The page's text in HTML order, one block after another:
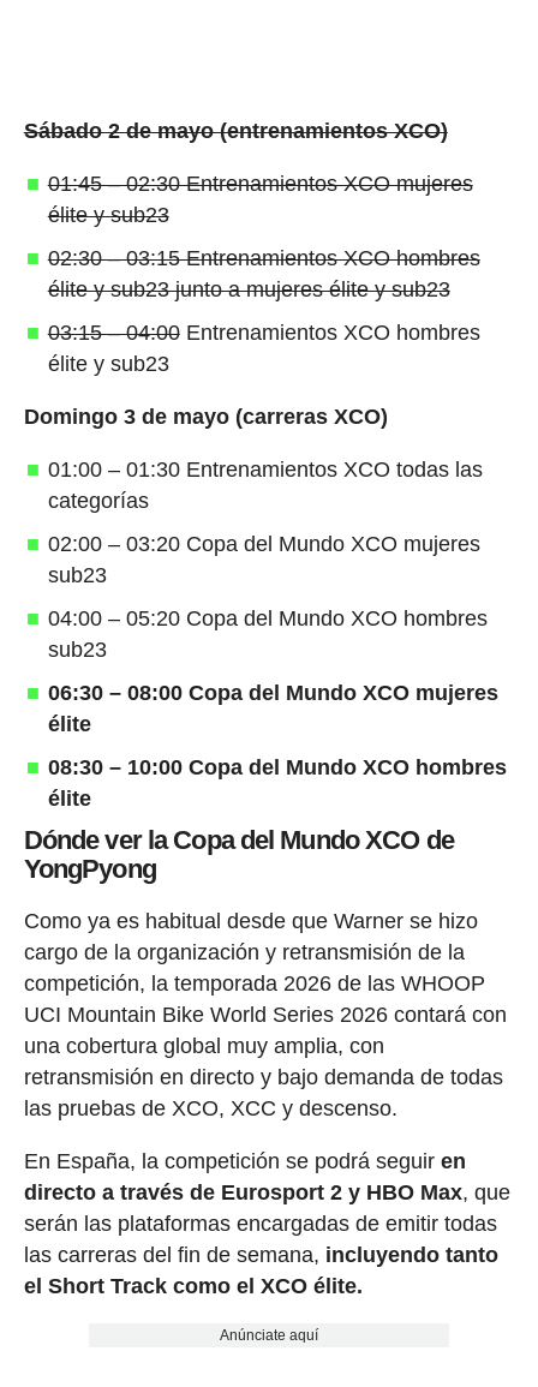
Sábado 2 de mayo (entrenamientos XCO)
01:45 – 02:30 Entrenamientos XCO mujeres
élite y sub23
02:30 – 03:15 Entrenamientos XCO hombres
élite y sub23 junto a mujeres élite y sub23
03:15 – 04:00Entrenamientos XCO hombres
élite y sub23
Domingo 3 de mayo (carreras XCO)
01:00 – 01:30 Entrenamientos XCO todas las
categorías
02:00 – 03:20 Copa del Mundo XCO mujeres
sub23
04:00 – 05:20 Copa del Mundo XCO hombres
sub23
06:30 – 08:00 Copa del Mundo XCO mujeres
élite
08:30 – 10:00 Copa del Mundo XCO hombres
élite
Dónde ver la Copa del Mundo XCO de
YongPyong
Como ya es habitual desde que Warner se hizo
cargo de la organización y retransmisión de la
competición, la temporada 2026 de las WHOOP
UCI Mountain Bike World Series 2026 contará con
una cobertura global muy amplia, con
retransmisión en directo y bajo demanda de todas
las pruebas de XCO, XCC y descenso.
En España, la competición se podrá seguir en
directo a través de Eurosport 2 y HBO Max, que
serán las plataformas encargadas de emitir todas
las carreras del fin de semana, incluyendo tanto
el Short Track como el XCO élite.
Anúnciate aquí